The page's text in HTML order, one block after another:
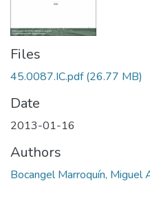
Files
45.0087.IC.pdf(26.77 MB)
Date
2013-01-16
Authors
Bocangel Marroquín, Miguel